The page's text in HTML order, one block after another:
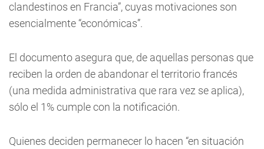
clandestinos en Francia”, cuyas motivaciones son
esencialmente “económicas”.
El documento asegura que, de aquellas personas que
reciben la orden de abandonar el territorio francés
(una medida administrativa que rara vez se aplica),
sólo el 1% cumple con la notificación.
Quienes deciden permanecer lo hacen “en situación